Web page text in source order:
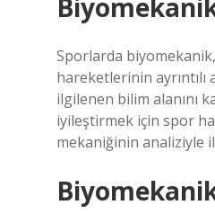
Sporlarda
hareketlerinin
ilgilenen bilim alanını
iyileştirmek için spor
mekaniğinin analiziyle